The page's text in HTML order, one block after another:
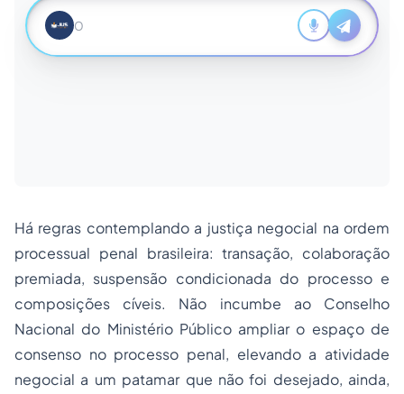
Há regras contemplando a justiça negocial na ordem
processual penal brasileira: transação, colaboração
premiada, suspensão condicionada do processo e
composições cíveis. Não incumbe ao Conselho
Nacional do Ministério Público ampliar o espaço de
consenso no processo penal, elevando a atividade
negocial a um patamar que não foi desejado, ainda,